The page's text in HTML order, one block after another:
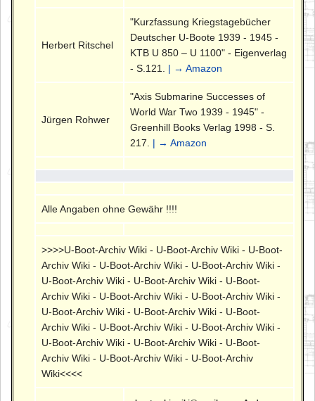
Herbert Ritschel
"Kurzfassung Kriegstagebücher
Deutscher U-Boote 1939 - 1945 -
KTB U 850 – U 1100" - Eigenverlag
- S.121. | → Amazon
Jürgen Rohwer
"Axis Submarine Successes of
World War Two 1939 - 1945" -
Greenhill Books Verlag 1998 - S.
217. | → Amazon
Alle Angaben ohne Gewähr !!!!
>>>>U-Boot-Archiv Wiki - U-Boot-Archiv Wiki - U-Boot-
Archiv Wiki - U-Boot-Archiv Wiki - U-Boot-Archiv Wiki -
U-Boot-Archiv Wiki - U-Boot-Archiv Wiki - U-Boot-
Archiv Wiki - U-Boot-Archiv Wiki - U-Boot-Archiv Wiki -
U-Boot-Archiv Wiki - U-Boot-Archiv Wiki - U-Boot-
Archiv Wiki - U-Boot-Archiv Wiki - U-Boot-Archiv Wiki -
U-Boot-Archiv Wiki - U-Boot-Archiv Wiki - U-Boot-
Archiv Wiki - U-Boot-Archiv Wiki - U-Boot-Archiv
Wiki<<<<